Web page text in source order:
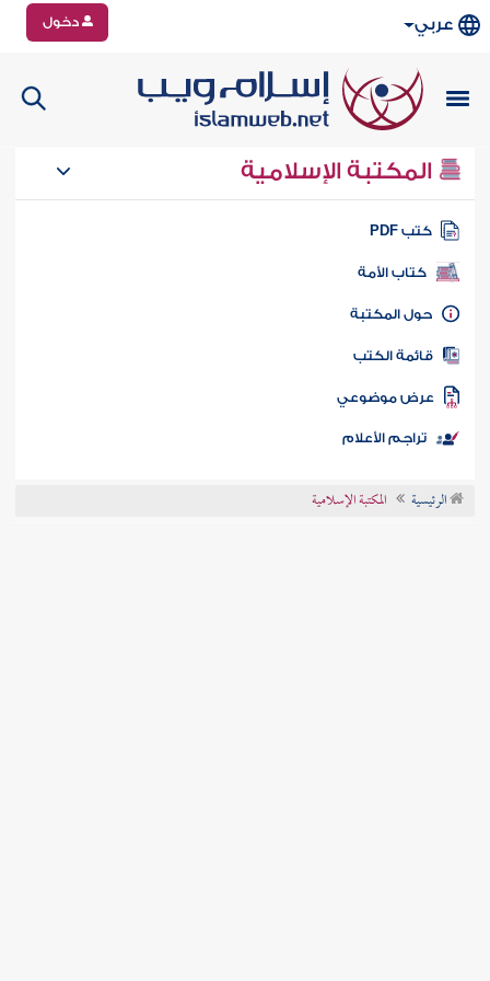
عربي دخول
المكتبة الإسلامية
كتب PDF
كتاب الأمة
المكتبة
الكتب
موضوعي
تراجم الأعلام
الرئيسية المكتبة الإسلامية